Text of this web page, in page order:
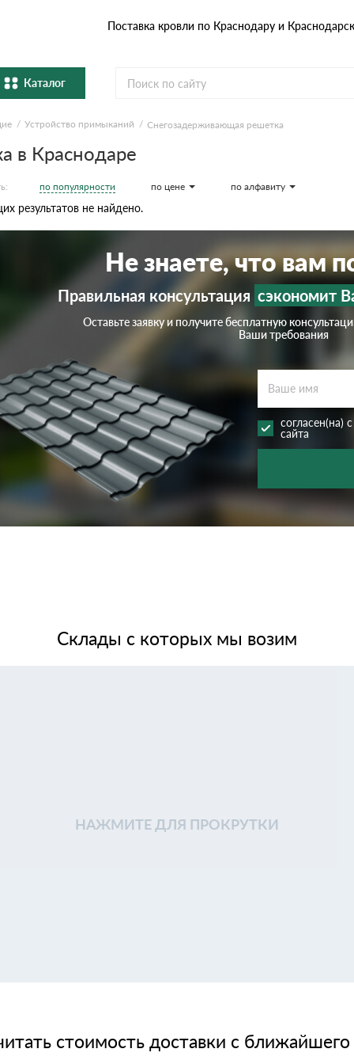
Поставка кровли по Краснодару и
Каталог
Металлочерепица
Натуральная керамическая
Профнастил и штакетник
Комплектующие
Шифер для грядок
Устройство примыканий Снегозадерживающая решетка
в Краснодаре
по популярности по цене по алфавиту
результатов не найдено.
Не знаете, что вам
Правильная консультация сэкономит
Оставьте заявку и получите бесплатную
Ваши требования
согласен(на) с
сайта
Склады с которых мы возим
НАЖМИТЕ ДЛЯ ПРОКРУТКИ
стоимость доставки с ближайшего